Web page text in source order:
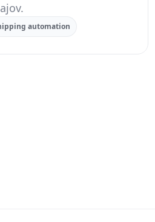
automation